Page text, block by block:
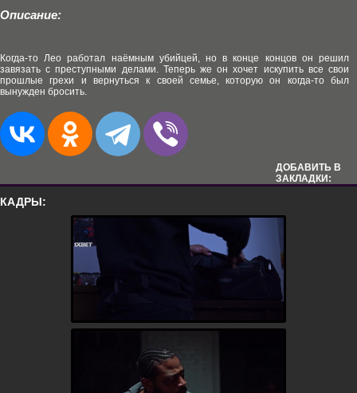
Описание:
Когда-то Лео работал наёмным убийцей, но в конце концов он решил
завязать с преступными делами. Теперь же он хочет искупить все свои
прошлые грехи и вернуться к своей семье, которую он когда-то был
вынужден бросить.
ДОБАВИТЬ В
ЗАКЛАДКИ:
КАДРЫ: